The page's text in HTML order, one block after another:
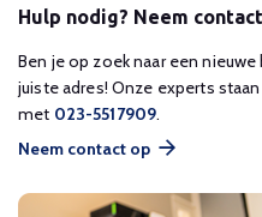
Hulp nodig? Neem
Ben je op zoek naar een
juiste adres! Onze experts
met 023-5517909.
Neem contact op